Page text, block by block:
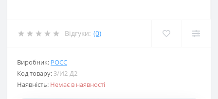
Відгуки: (0)
Виробник: РОСС
Код товару: 3/И2-Д2
Наявність: Немає в наявності